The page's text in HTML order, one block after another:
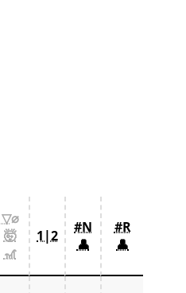
▽⌀
🤯
🎢
1|2
#N
👤
#R
👤